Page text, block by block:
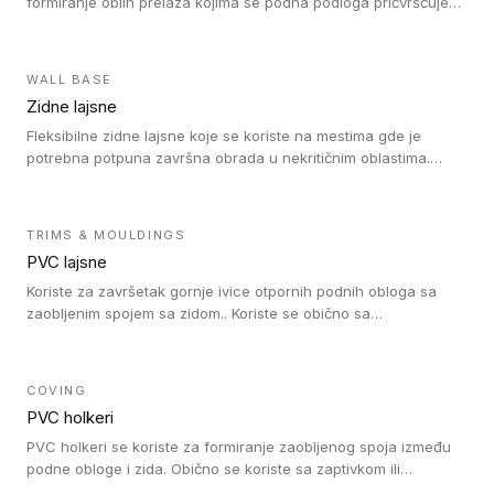
WALL BASE
Zidne lajsne
Fleksibilne zidne lajsne koje se koriste na mestima gde je
potrebna potpuna završna obrada u nekritičnim oblastima.
TRIMS & MOULDINGS
PVC lajsne
Koriste za završetak gornje ivice otpornih podnih obloga sa
zaobljenim spojem sa zidom.. Koriste se obično sa
rešenje).
COVING
PVC holkeri
PVC holkeri se koriste za formiranje zaobljenog spoja između
podne obloge i zida. Obično se koriste sa zaptivkom ili